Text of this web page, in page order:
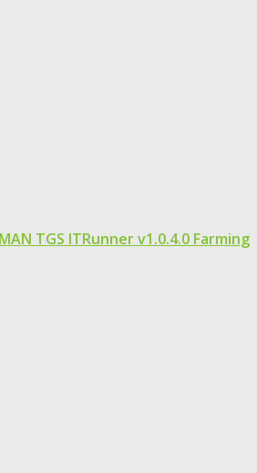
TGS ITRunner v1.0.4.0 Farming